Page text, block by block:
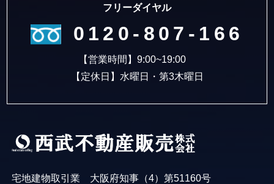
フリーダイヤル
0120-807-166
【営業時間】9:00~19:00
【定休日】水曜日・第3木曜日
宅地建物取引業 大阪府知事（4）第51160号